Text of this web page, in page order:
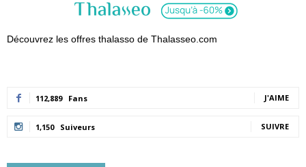
Découvrez les offres thalasso de Thalasseo.com
112,889 Fans J'AIME
1,150 Suiveurs SUIVRE